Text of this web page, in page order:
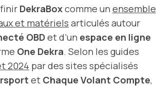
DekraBoxcomme un ensemble
et matériels articulés autour
OBDet d’un espace en ligne
One Dekra. Selon les guides
2024 par des sites spécialisés
et Chaque Volant Compte,